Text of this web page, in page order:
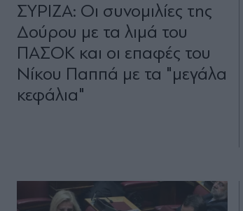
ΣΥΡΙΖΑ: Οι συνομιλίες της
Δούρου με τα λιμά του
ΠΑΣΟΚ και οι επαφές του
Νίκου Παππά με τα "μεγάλα
κεφάλια"